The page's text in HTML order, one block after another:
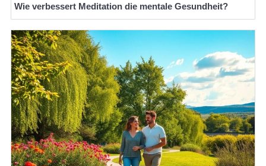
Wie verbessert Meditation die mentale Gesundheit?